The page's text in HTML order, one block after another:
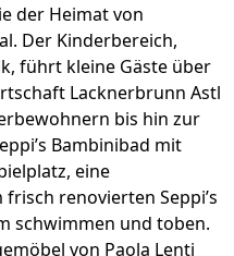
der Heimat von
Der Kinderbereich,
führt kleine Gäste über
Lacknerbrunn Astl
bis hin zur
Bambinibad mit
eine
renovierten Seppi’s
schwimmen und toben.
von Paola Lenti